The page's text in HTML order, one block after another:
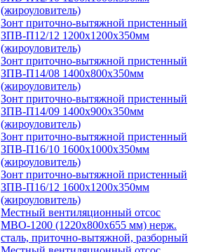
(жироуловитель)
Зонт приточно-вытяжной пристенный
ЗПВ-П12/12 1200х1200х350мм
(жироуловитель)
Зонт приточно-вытяжной пристенный
ЗПВ-П14/08 1400х800х350мм
(жироуловитель)
Зонт приточно-вытяжной пристенный
ЗПВ-П14/09 1400х900х350мм
(жироуловитель)
Зонт приточно-вытяжной пристенный
ЗПВ-П16/10 1600х1000х350мм
(жироуловитель)
Зонт приточно-вытяжной пристенный
ЗПВ-П16/12 1600х1200х350мм
(жироуловитель)
Местный вентиляционный отсос
МВО-1200 (1220х800х655 мм) нерж.
сталь, приточно-вытяжной, разборный